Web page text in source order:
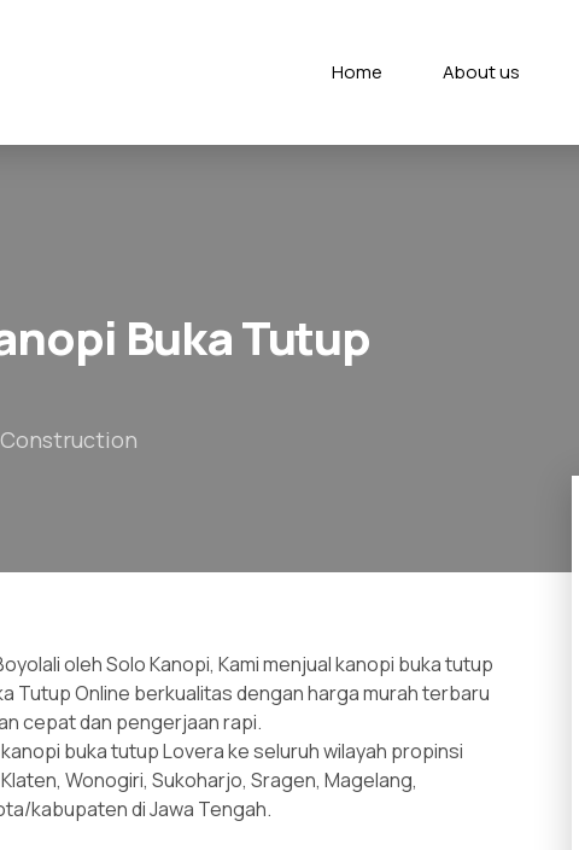
Home About us
Buka Tutup
oleh Solo Kanopi, Kami menjual kanopi buka tutup
Tutup Online berkualitas dengan harga murah terbaru
cepat dan pengerjaan rapi.
buka tutup Lovera ke seluruh wilayah propinsi
Wonogiri, Sukoharjo, Sragen, Magelang,
kabupaten di Jawa Tengah.